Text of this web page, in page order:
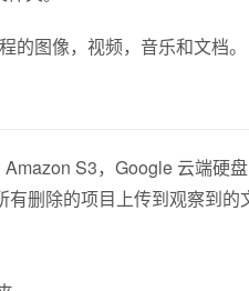
图像，视频，音乐和文档。
S3，Google 云端硬盘
删除的项目上传到观察到的